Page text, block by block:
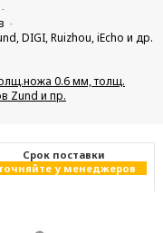
DIGI, Ruizhou, iEcho и др.
0.6 мм, толщ.
Zund и пр.
Cрок поставки
у менеджеров